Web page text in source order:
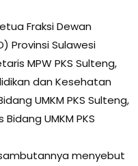
Fraksi Dewan
Provinsi Sulawesi
MPW PKS Sulteng,
dan Kesehatan
UMKM PKS Sulteng,
UMKM PKS
sambutannya menyebut